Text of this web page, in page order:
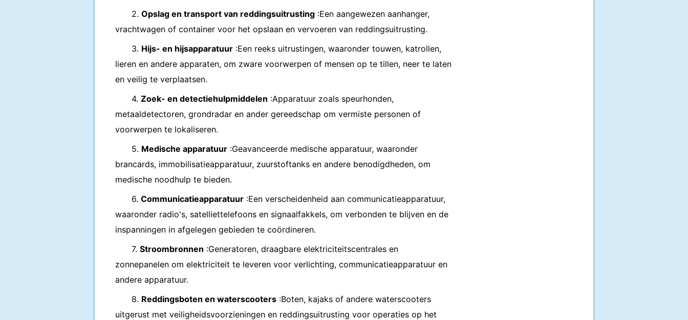
2. Opslag en transport van reddingsuitrusting :Een aangewezen aanhanger,
vrachtwagen of container voor het opslaan en vervoeren van reddingsuitrusting.
3. Hijs- en hijsapparatuur :Een reeks uitrustingen, waaronder touwen, katrollen,
lieren en andere apparaten, om zware voorwerpen of mensen op te tillen, neer te laten
en veilig te verplaatsen.
4. Zoek- en detectiehulpmiddelen :Apparatuur zoals speurhonden,
metaaldetectoren, grondradar en ander gereedschap om vermiste personen of
voorwerpen te lokaliseren.
5. Medische apparatuur :Geavanceerde medische apparatuur, waaronder
brancards, immobilisatieapparatuur, zuurstoftanks en andere benodigdheden, om
medische noodhulp te bieden.
6. Communicatieapparatuur :Een verscheidenheid aan communicatieapparatuur,
waaronder radio's, satelliettelefoons en signaalfakkels, om verbonden te blijven en de
inspanningen in afgelegen gebieden te coördineren.
7. Stroombronnen :Generatoren, draagbare elektriciteitscentrales en
zonnepanelen om elektriciteit te leveren voor verlichting, communicatieapparatuur en
andere apparatuur.
8. Reddingsboten en waterscooters :Boten, kajaks of andere waterscooters
uitgerust met veiligheidsvoorzieningen en reddingsuitrusting voor operaties op het